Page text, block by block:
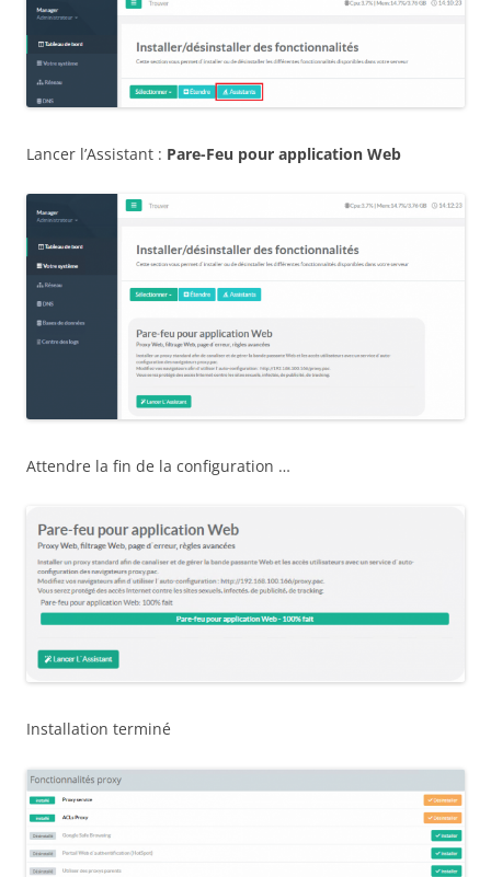
Lancer l’Assistant : Pare-Feu pour application Web
Attendre la fin de la configuration …
Installation terminé